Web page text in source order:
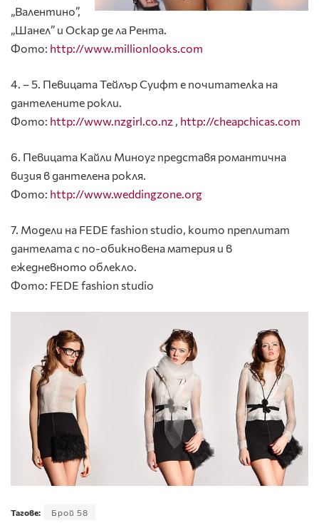
„Валентино”,
„Шанел” и Оскар де ла Рента.
Фото: http://www.millionlooks.com
4. – 5. Певицата Тейлър Суифт е почитателка на
дантелените рокли.
Фото: http://www.nzgirl.co.nz , http://cheapchicas.com
6. Певицата Кайли Миноуг представя романтична
визия в дантелена рокля.
Фото: http://www.weddingzone.org
7. Модели на FEDE fashion studio, които преплитат
дантелата с по-обикновена материя и в
ежедневното облекло.
Фото: FEDE fashion studio
Тагове: Брой 58